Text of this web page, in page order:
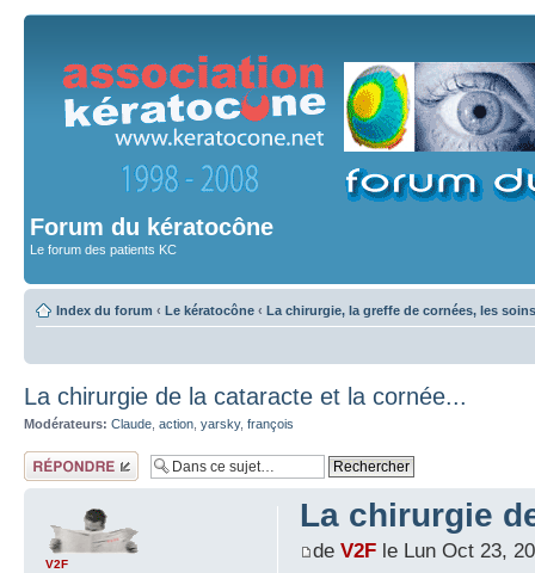
Forum du kératocône
Le forum des patients KC
Index du forum ‹ Le kératocône ‹ La chirurgie, la greffe de cornées, les
La chirurgie de la cataracte et la cornée...
Modérateurs: Claude action yarsky, françois
Répondre
La chirurgie
de V2Fle Lun Oct 23,
V2F